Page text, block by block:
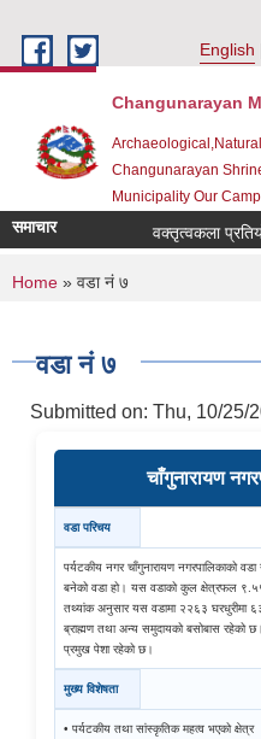
English
Changunarayan
Changunarayan
Municipality Our
समाचार वक्तृत्वकला
You are here
Home » वडा नं ७
वडा नं ७
Submitted on: Thu, 10/25/
चाँगुनारायण
वडा परिचय
पर्यटकीय नगर चाँगुनारायण नगरपालिकाको
बनेको वडा हो। यस वडाको कुल क्षेत्रफल
तथ्यांक अनुसार यस वडामा २२६३ घरधुरीमा
ब्राह्मण तथा अन्य समुदायको बसोबास रहेको
प्रमुख पेशा रहेको छ।
मुख्य विशेषता
• पर्यटकीय तथा सांस्कृतिक महत्व भएको क्षेत्र